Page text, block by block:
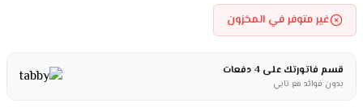
غير متوفر في المخزون
قسم فاتورتك على 4 دفعات
بدون فوائد مع تابي